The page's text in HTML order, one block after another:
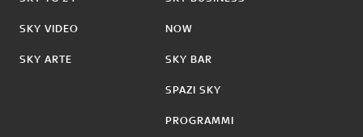
SKY VIDEO
SKY ARTE
NOW
SKY BAR
SPAZI SKY
PROGRAMMI